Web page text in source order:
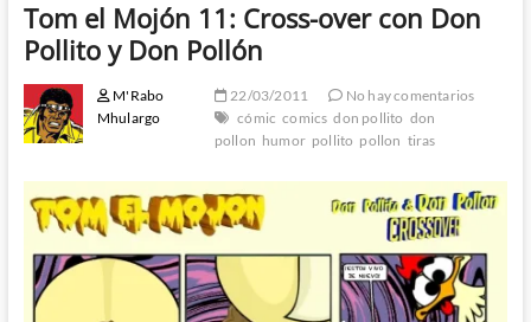
Tom el Mojón 11: Cross-over con Don
Pollito y Don Pollón
M'Rabo
Mhulargo
22/03/2011
No hay comentarios
cómic comics don pollito don
pollon humor pollito pollon tiras